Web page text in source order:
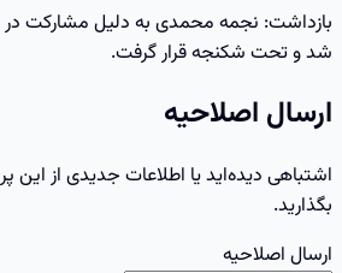
بازداشت: نجمه محمدی به دلیل مشارکت در
شد و تحت شکنجه قرار گرفت.
ارسال اصلاحیه
اشتباهی دیده‌اید یا اطلاعات جدیدی از این
بگذارید.
ارسال اصلاحیه